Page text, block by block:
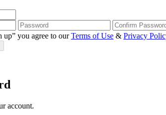
you agree to ourTerms of Use & Privacy
account.